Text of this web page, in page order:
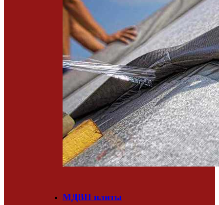
МДВП плиты